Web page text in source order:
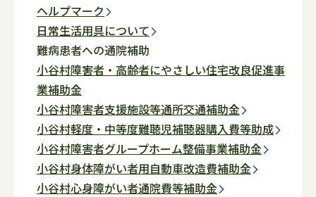
ヘルプマーク
日常生活用具について
難病患者への通院補助
小谷村障害者・高齢者にやさしい住宅改良促進事
業補助金
小谷村障害者支援施設等通所交通補助金
小谷村軽度・中等度難聴児補聴器購入費等助成
小谷村障害者グループホーム整備事業補助金
小谷村身体障がい者用自動車改造費補助金
小谷村心身障がい者通院費等補助金